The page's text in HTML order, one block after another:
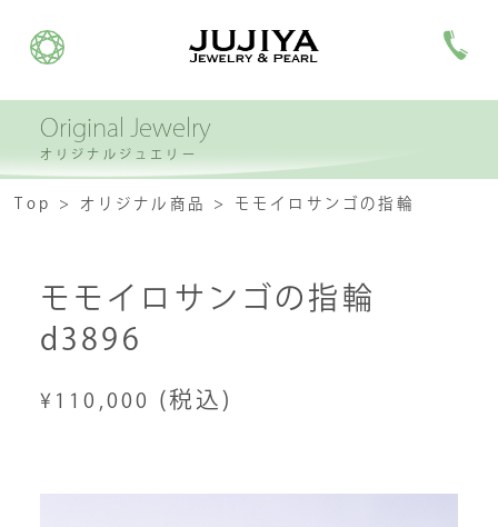
Original Jewelry
オリジナルジュエリー
Top オリジナル商品 モモイロサンゴの指輪
モモイロサンゴの指輪
d3896
¥110,000 (税込)